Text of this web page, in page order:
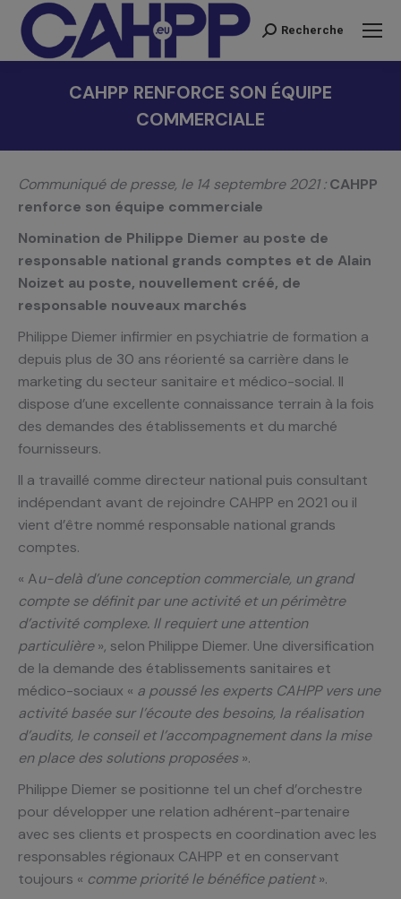
Recherche
Recherche
CAHPP RENFORCE SON ÉQUIPE
COMMERCIALE
Communiqué de presse, le 14 septembre 2021:CAHPP
renforce son équipe commerciale
Nomination de Philippe Diemer au poste de
responsable national grands comptes et de Alain
Noizet au poste, nouvellement créé, de
responsable nouveaux marchés
Philippe Diemer infirmier en psychiatrie de formation a
depuis plus de 30 ans réorienté sa carrière dans le
marketing du secteur sanitaire et médico-social. Il
dispose d’une excellente connaissance terrain à la fois
des demandes des établissements et du marché
fournisseurs.
Il a travaillé comme directeur national puis consultant
indépendant avant de rejoindre CAHPP en 2021 ou il
vient d’être nommé responsable national grands
comptes.
« Au-delà d’une conception commerciale, un grand
compte se définit par une activité et un périmètre
d’activité complexe. Il requiert une attention
particulière», selon Philippe Diemer. Une diversification
de la demande des établissements sanitaires et
médico-sociaux « a poussé les experts CAHPP vers une
activité basée sur l’écoute des besoins, la réalisation
d’audits, le conseil et l’accompagnement dans la mise
en place des solutions proposées ».
Philippe Diemer se positionne tel un chef d’orchestre
pour développer une relation adhérent-partenaire
avec ses clients et prospects en coordination avec les
responsables régionaux CAHPP et en conservant
toujours « comme priorité le bénéfice patient».